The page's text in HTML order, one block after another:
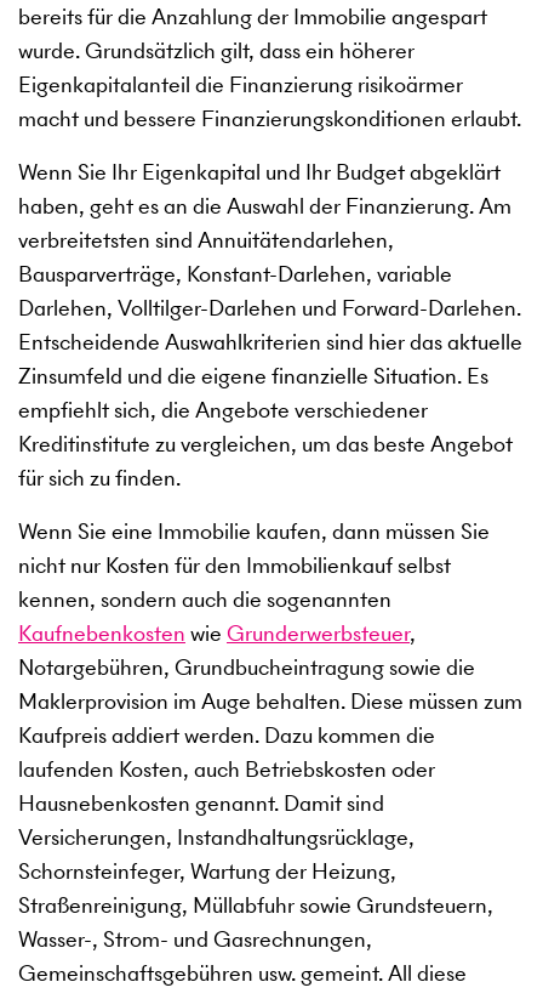
bereits für die Anzahlung der Immobilie angespart
wurde. Grundsätzlich gilt, dass ein höherer
Eigenkapitalanteil die Finanzierung risikoärmer
macht und bessere Finanzierungskonditionen erlaubt.
Wenn Sie Ihr Eigenkapital und Ihr Budget abgeklärt
haben, geht es an die Auswahl der Finanzierung. Am
verbreitetsten sind Annuitätendarlehen,
Bausparverträge, Konstant-Darlehen, variable
Darlehen, Volltilger-Darlehen und Forward-Darlehen.
Entscheidende Auswahlkriterien sind hier das aktuelle
Zinsumfeld und die eigene finanzielle Situation. Es
empfiehlt sich, die Angebote verschiedener
Kreditinstitute zu vergleichen, um das beste Angebot
für sich zu finden.
Wenn Sie eine Immobilie kaufen, dann müssen Sie
nicht nur Kosten für den Immobilienkauf selbst
kennen, sondern auch die sogenannten
Kaufnebenkosten wie Grunderwerbsteuer,
Notargebühren, Grundbucheintragung sowie die
Maklerprovision im Auge behalten. Diese müssen zum
Kaufpreis addiert werden. Dazu kommen die
laufenden Kosten, auch Betriebskosten oder
Hausnebenkosten genannt. Damit sind
Versicherungen, Instandhaltungsrücklage,
Schornsteinfeger, Wartung der Heizung,
Straßenreinigung, Müllabfuhr sowie Grundsteuern,
Wasser-, Strom- und Gasrechnungen,
Gemeinschaftsgebühren usw. gemeint. All diese